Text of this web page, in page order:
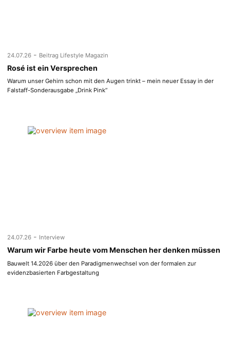
24.07.26 - Beitrag Lifestyle Magazin
Rosé ist ein Versprechen
Warum unser Gehirn schon mit den Augen trinkt – mein neuer Essay in der
Falstaff-Sonderausgabe „Drink Pink“
24.07.26 - Interview
Warum wir Farbe heute vom Menschen her denken müssen
Bauwelt 14.2026 über den Paradigmenwechsel von der formalen zur
evidenzbasierten Farbgestaltung